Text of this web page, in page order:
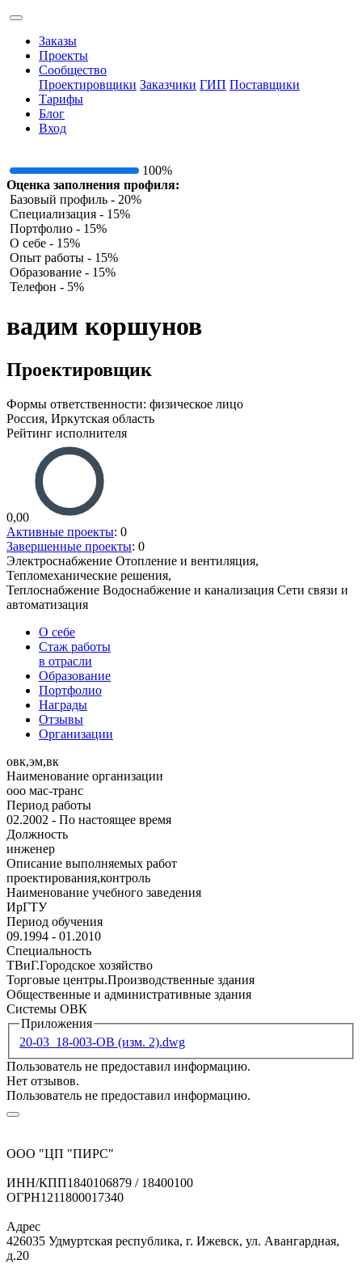
Заказы
Проекты
Сообщество
Проектировщики Заказчики ГИП Поставщики
Тарифы
Блог
Вход
100%
Оценка заполнения профиля:
Базовый профиль - 20%
Специализация - 15%
Портфолио - 15%
О себе - 15%
Опыт работы - 15%
Образование - 15%
Телефон - 5%
вадим коршунов
Проектировщик
Формы ответственности: физическое лицо
Россия, Иркутская область
Рейтинг исполнителя
0,00
Активные проекты: 0
Завершенные проекты: 0
Электроснабжение Отопление и вентиляция,
Тепломеханические решения,
Теплоснабжение Водоснабжение и канализация Сети связи и
автоматизация
О себе
Стаж работы
в отрасли
Образование
Портфолио
Награды
Отзывы
Организации
овк,эм,вк
Наименование организации
ооо мас-транс
Период работы
02.2002 - По настоящее время
Должность
инженер
Описание выполняемых работ
проектирования,контроль
Наименование учебного заведения
ИрГТУ
Период обучения
09.1994 - 01.2010
Специальность
ТВиГ.Городское хозяйство
Торговые центры.Производственные здания
Общественные и административные здания
Системы ОВК
Приложения
20-03_18-003-ОВ (изм. 2).dwg
Пользователь не предоставил информацию.
Нет отзывов.
Пользователь не предоставил информацию.
ООО "ЦП "ПИРС"
ИНН/КПП1840106879 / 18400100
ОГРН1211800017340
Адрес
426035 Удмуртская республика, г. Ижевск, ул. Авангардная,
д.20